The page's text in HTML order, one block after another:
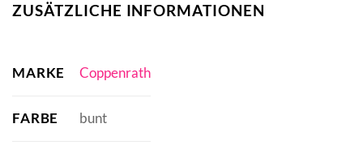
ZUSÄTZLICHE INFORMATIONEN
MARKE Coppenrath
FARBE bunt